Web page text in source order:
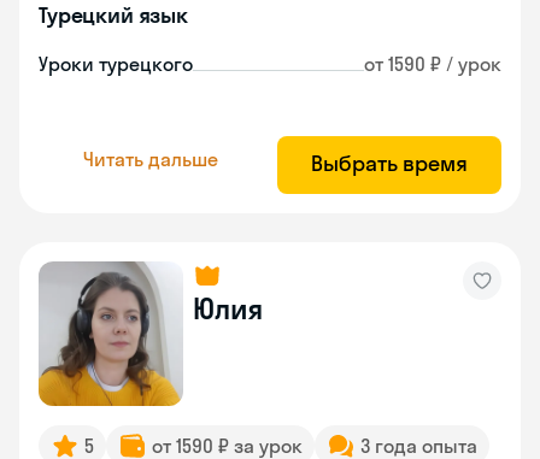
Турецкий язык
Уроки турецкого от 1590 ₽ / урок
Читать дальше Выбрать время
Юлия
5 от 1590 ₽ за урок
3 года опыта